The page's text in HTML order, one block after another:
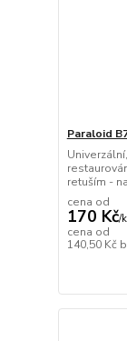
Paraloid
retuším -
cena od
170 Kč/
cena od
140,50 Kč